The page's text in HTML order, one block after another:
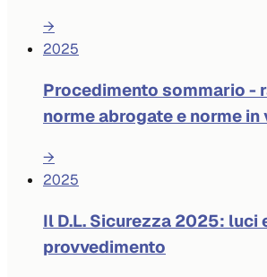
→
2025
Procedimento sommario -
norme abrogate e norme in
→
2025
Il D.L. Sicurezza 2025: luci
provvedimento